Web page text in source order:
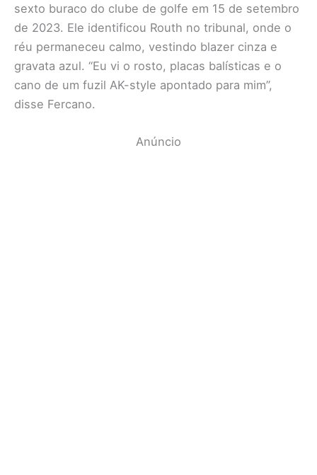
sexto buraco do clube de golfe em 15 de setembro
de 2023. Ele identificou Routh no tribunal, onde o
réu permaneceu calmo, vestindo blazer cinza e
gravata azul. “Eu vi o rosto, placas balísticas e o
cano de um fuzil AK-style apontado para mim”,
disse Fercano.
Anúncio